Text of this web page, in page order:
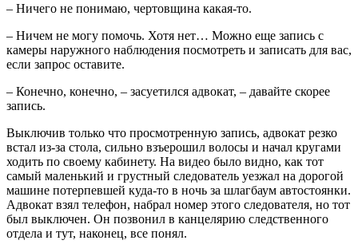
– Ничего не понимаю, чертовщина какая-то.
– Ничем не могу помочь. Хотя нет… Можно еще запись с
камеры наружного наблюдения посмотреть и записать для вас,
если запрос оставите.
– Конечно, конечно, – засуетился адвокат, – давайте скорее
запись.
Выключив только что просмотренную запись, адвокат резко
встал из-за стола, сильно взъерошил волосы и начал кругами
ходить по своему кабинету. На видео было видно, как тот
самый маленький и грустный следователь уезжал на дорогой
машине потерпевшей куда-то в ночь за шлагбаум автостоянки.
Адвокат взял телефон, набрал номер этого следователя, но тот
был выключен. Он позвонил в канцелярию следственного
отдела и тут, наконец, все понял.